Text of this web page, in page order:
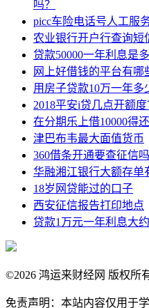
吗？
picc车险电话号人工服
农业银行开户行查询短
贷款50000一年利息是
网上好借钱的平台有哪
用房子贷款10万一年多
2018平安i贷几点开额度
在分期乐上借10000得还
津巴布韦最大面值货币
360借条开通要查征信
华融湘江银行大额存单
18岁网贷能过的口子
西安征信报告打印地点
贷款1万元一年利息大约
©2026 鸿运来财经网 版权所
免责声明：本站内容仅用于